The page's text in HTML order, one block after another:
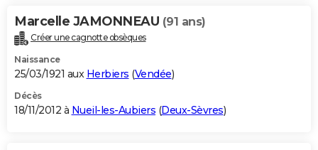
Marcelle JAMONNEAU (91 ans)
Créer une cagnotte obsèques
Naissance
25/03/1921 aux Herbiers (Vendée)
Décès
18/11/2012 à Nueil-les-Aubiers (Deux-Sèvres)